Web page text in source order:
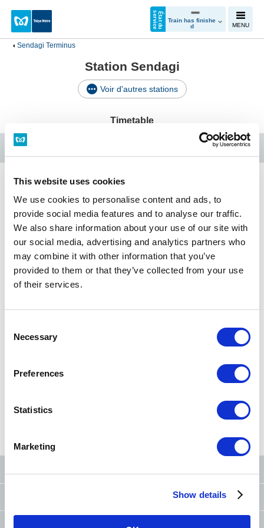
This website uses cookies
We use cookies to personalise content and ads, to
provide social media features and to analyse our traffic.
We also share information about your use of our site with
our social media, advertising and analytics partners who
may combine it with other information that you’ve
provided to them or that they’ve collected from your use
of their services.
Selection
Necessary
Preferences
Statistics
Marketing
Show details
É
t
a
t
d
u
s
e
r
v
i
c
e
Train has finishe
d
MENU
Sendagi Terminus
Station Sendagi
Voir d'autres stations
Timetable
Sendagi Terminus
Horaires Services faciles d'accès
Rechercher à partir de
Rechercher par
Conditions